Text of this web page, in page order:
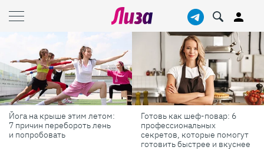
Йога на крыше этим летом:
7 причин перебороть лень
и попробовать
Готовь как шеф-повар: 6
профессиональных
секретов, которые помогут
готовить быстрее и вкуснее